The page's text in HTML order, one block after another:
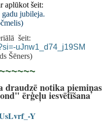
aplūkot šeit:
jubileja.
šeit:
uJnw1_d74_j19SM
Šēners)
draudzē notika piemiņas
ērģeļu iesvētīšana
Y